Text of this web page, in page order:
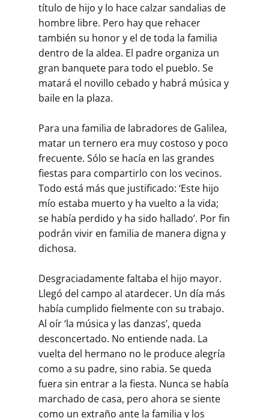
título de hijo y lo hace calzar sandalias de
hombre libre. Pero hay que rehacer
también su honor y el de toda la familia
dentro de la aldea. El padre organiza un
gran banquete para todo el pueblo. Se
matará el novillo cebado y habrá música y
baile en la plaza.
Para una familia de labradores de Galilea,
matar un ternero era muy costoso y poco
frecuente. Sólo se hacía en las grandes
fiestas para compartirlo con los vecinos.
Todo está más que justificado: ‘Este hijo
mío estaba muerto y ha vuelto a la vida;
se había perdido y ha sido hallado’. Por fin
podrán vivir en familia de manera digna y
dichosa.
Desgraciadamente faltaba el hijo mayor.
Llegó del campo al atardecer. Un día más
había cumplido fielmente con su trabajo.
Al oír ‘la música y las danzas’, queda
desconcertado. No entiende nada. La
vuelta del her­mano no le produce alegría
como a su padre, sino rabia. Se queda
fuera sin entrar a la fiesta. Nunca se había
marchado de casa, pero ahora se siente
como un extraño ante la familia y los